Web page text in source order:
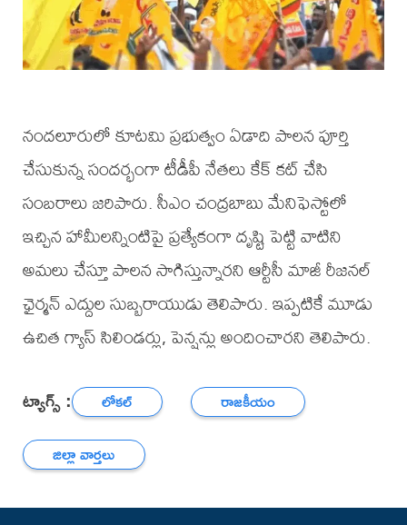
నందలూరులో కూటమి ప్రభుత్వం ఏడాది పాలన పూర్తి
చేసుకున్న సందర్భంగా టీడీపీ నేతలు కేక్ కట్ చేసి
సంబరాలు జరిపారు. సీఎం చంద్రబాబు మేనిఫెస్టోలో
ఇచ్చిన హామీలన్నింటిపై ప్రత్యేకంగా దృష్టి పెట్టి వాటిని
అమలు చేస్తూ పాలన సాగిస్తున్నారని ఆర్టీసీ మాజీ రీజనల్
ఛైర్మన్ ఎద్దుల సుబ్బరాయుడు తెలిపారు. ఇప్పటికే మూడు
ఉచిత గ్యాస్ సిలిండర్లు, పెన్షన్లు అందించారని తెలిపారు.
ట్యాగ్స్ : లోకల్
రాజకీయం
జిల్లా వార్తలు